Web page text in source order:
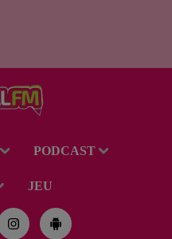
PODCAST
JEU